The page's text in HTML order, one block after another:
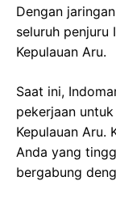
Dengan
seluruh penjuru
Kepulauan Aru.
Saat ini,
pekerjaan
Kepulauan Aru.
Anda yang
bergabung